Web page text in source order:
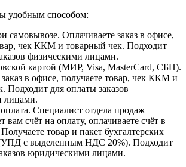
удобным способом:
самовывозе. Оплачиваете заказ в офисе,
чек ККМ и товарный чек. Подходит
физическими лицами.
картой (МИР, Visa, MasterCard, СБП).
в офисе, получаете товар, чек ККМ и
Подходит для оплаты заказов
лицами.
Специалист отдела продаж
вам счёт на оплату, оплачиваете счёт в
товар и пакет бухгалтерских
с выделенным НДС 20%). Подходит
юридическими лицами.